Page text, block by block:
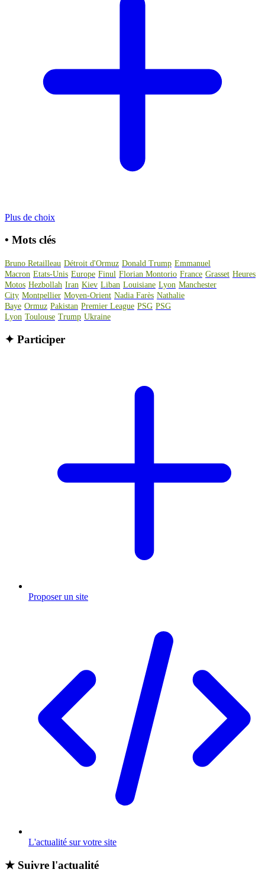
Plus de choix
• Mots clés
Bruno Retailleau Détroit d'Ormuz Donald Trump Emmanuel
Macron Etats-Unis Europe Finul Florian Montorio France Grasset Heures
Motos Hezbollah Iran Kiev Liban Louisiane Lyon Manchester
City Montpellier Moyen-Orient Nadia Farès Nathalie
Baye Ormuz Pakistan Premier League PSG PSG
Lyon Toulouse Trump Ukraine
✦ Participer
Proposer un site
L'actualité sur votre site
★ Suivre l'actualité